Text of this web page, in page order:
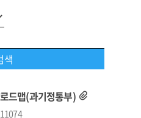
드맵(과기정통부)